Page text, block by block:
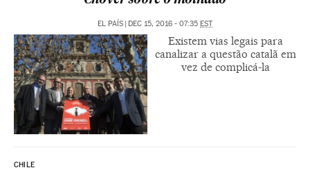
EL PAÍS | DEC 15, 2016 - 07:35 EST
Existem vias legais para
canalizar a questão catalã em
vez de complicá-la
CHILE